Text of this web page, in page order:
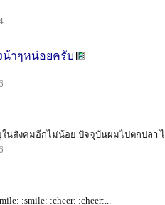
น้าๆหน่อยครับ
นสังคมอีกไม่น้อย ปัจจุบันผมไปตกปลา
:smile: :cheer: :cheer:...